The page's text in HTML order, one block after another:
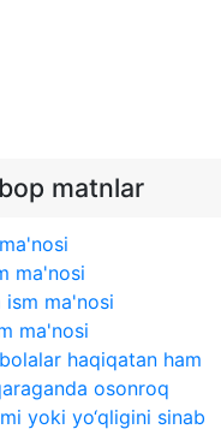
matnlar
ma'nosi
ism ma'nosi
ma'nosi
haqiqatan ham
osonroq
yoki yo‘qligini sinab